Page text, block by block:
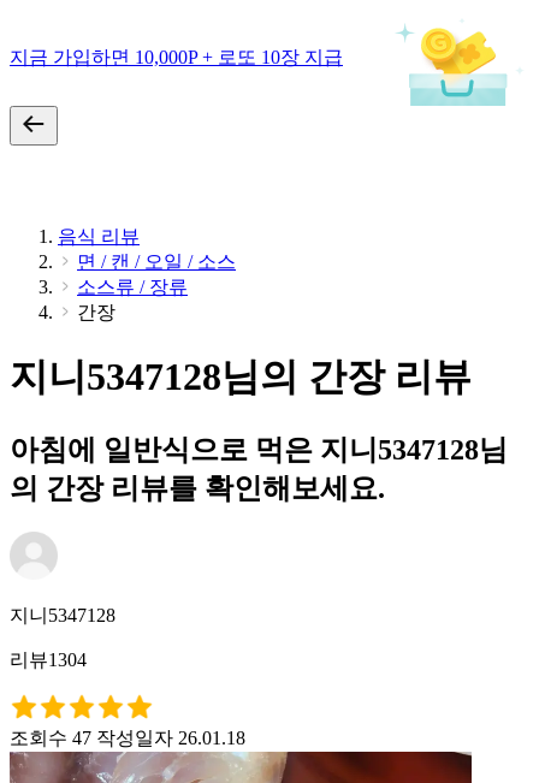
지금 가입하면 10,000P + 로또 10장 지급
음식 리뷰
면 / 캔 / 오일 / 소스
소스류 / 장류
간장
지니5347128님의 간장 리뷰
아침에 일반식으로 먹은 지니5347128님
의 간장 리뷰를 확인해보세요.
지니5347128
리뷰1304
조회수 47 작성일자 26.01.18